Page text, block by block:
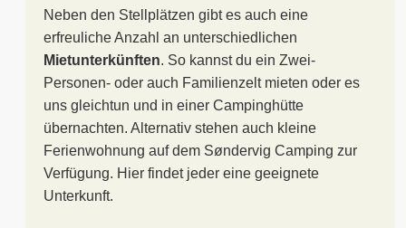
Neben den Stellplätzen gibt es auch eine
erfreuliche Anzahl an unterschiedlichen
Mietunterkünften. So kannst du ein Zwei-
Personen- oder auch Familienzelt mieten oder es
uns gleichtun und in einer Campinghütte
übernachten. Alternativ stehen auch kleine
Ferienwohnung auf dem Søndervig Camping zur
Verfügung. Hier findet jeder eine geeignete
Unterkunft.